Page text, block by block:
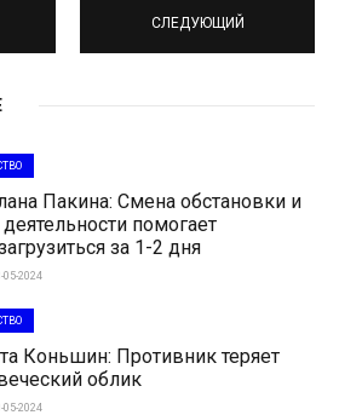
СЛЕДУЮЩИЙ
Пакина: Смена обстановки и
помогает
за 1-2 дня
05-2024
Коньшин: Противник теряет
облик
05-2024